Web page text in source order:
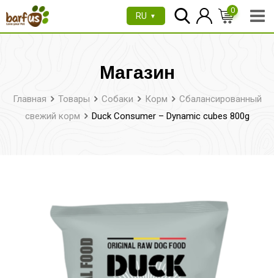
Перейти
RU ▼
0
Магазин
Главная Товары Собаки Корм
Сбалансированный
свежий корм
Duck Consumer – Dynamic cubes 800g